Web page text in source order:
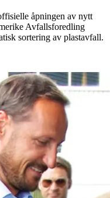
åpningen av nytt
Avfallsforedling
sortering av plastavfall.